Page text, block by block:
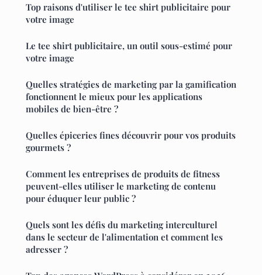
Top raisons d'utiliser le tee shirt publicitaire pour
votre image
Le tee shirt publicitaire, un outil sous-estimé pour
votre image
Quelles stratégies de marketing par la gamification
fonctionnent le mieux pour les applications
mobiles de bien-être ?
Quelles épiceries fines découvrir pour vos produits
gourmets ?
Comment les entreprises de produits de fitness
peuvent-elles utiliser le marketing de contenu
pour éduquer leur public ?
Quels sont les défis du marketing interculturel
dans le secteur de l'alimentation et comment les
adresser ?